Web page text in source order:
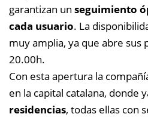
garantizan un seguimiento
cada usuario. La
muy amplia, ya que abre sus
20.00h.
Con esta apertura la
en la capital catalana, donde
residencias, todas ellas con